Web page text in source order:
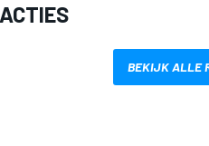
BEKIJK ALLE